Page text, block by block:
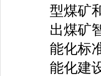
型煤矿
出煤矿
能化标
能化建